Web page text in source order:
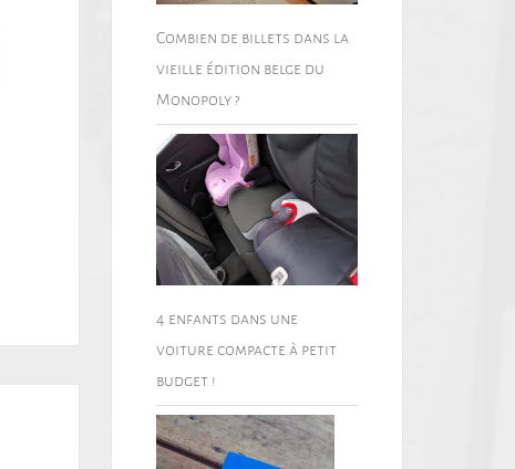
Combien de billets dans la
vieille édition belge du
Monopoly ?
4 enfants dans une
voiture compacte à petit
budget !